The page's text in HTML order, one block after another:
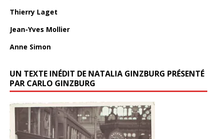
Thierry Laget
Jean-Yves Mollier
Anne Simon
UN TEXTE INÉDIT DE NATALIA GINZBURG PRÉSENTÉ
PAR CARLO GINZBURG